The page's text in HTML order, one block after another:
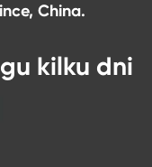
China.
kilku dni